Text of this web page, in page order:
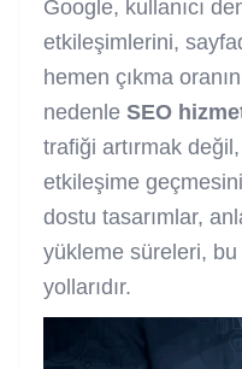
Google, kullanıcı
etkileşimlerini,
hemen çıkma
nedenle SEO
trafiği artırmak
etkileşime
dostu tasarımlar,
yükleme süreleri,
yollarıdır.